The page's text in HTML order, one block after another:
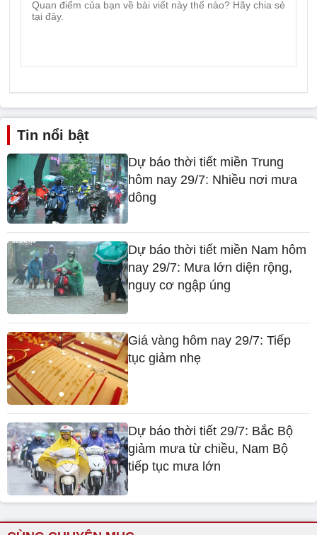
Tin nổi bật
Dự báo thời tiết miền Trung
hôm nay 29/7: Nhiều nơi mưa
dông
Dự báo thời tiết miền Nam hôm
nay 29/7: Mưa lớn diện rộng,
nguy cơ ngập úng
Giá vàng hôm nay 29/7: Tiếp
tục giảm nhẹ
Dự báo thời tiết 29/7: Bắc Bộ
giảm mưa từ chiều, Nam Bộ
tiếp tục mưa lớn